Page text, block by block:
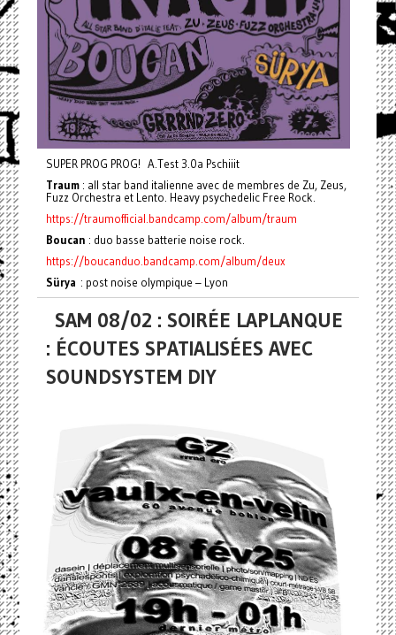
SUPER PROG PROG! A.Test 3.0a Pschiiit
Traum: all star band italienne avec de membres de Zu, Zeus,
Fuzz Orchestra et Lento. Heavy psychedelic Free Rock.
https://traumofficial.bandcamp.com/album/traum
Boucan : duo basse batterie noise rock.
https://boucanduo.bandcamp.com/album/deux
Sürya : post noise olympique – Lyon
SAM 08/02 : SOIRÉE LAPLANQUE
: ÉCOUTES SPATIALISÉES AVEC
SOUNDSYSTEM DIY